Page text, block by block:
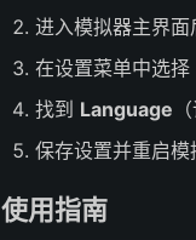
进入模拟器主界
在设置菜单中选择
找到 Language
保存设置并重启
使用指南